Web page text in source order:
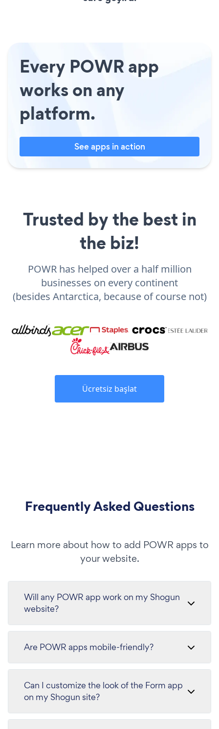
Every POWR app
works on any
platform.
See apps in action
Trusted by the best in
the biz!
POWR has helped over a half million
businesses on every continent
(besides Antarctica, because of course not)
Ücretsiz başlat
Frequently Asked Questions
Learn more about how to add POWR apps to
your website.
Will any POWR app work on my Shogun
website?
Are POWR apps mobile-friendly?
Can I customize the look of the Form app
on my Shogun site?